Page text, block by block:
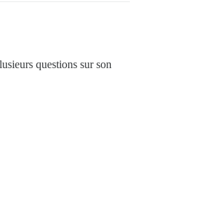
questions sur son